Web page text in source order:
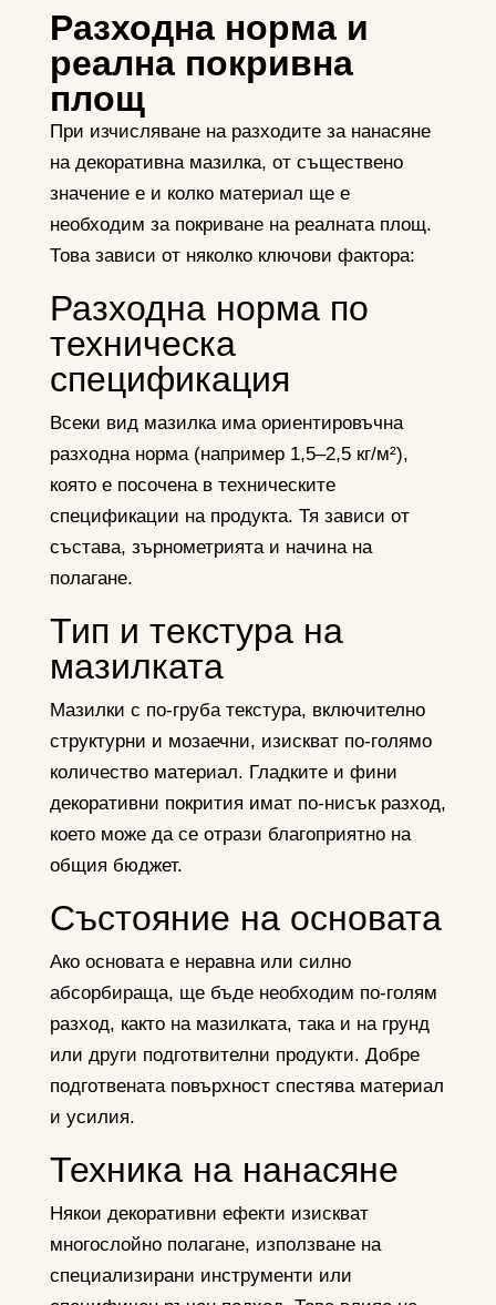
Разходна норма и
реална покривна
площ
При изчисляване на разходите за нанасяне
на декоративна мазилка, от съществено
значение е и колко материал ще е
необходим за покриване на реалната площ.
Това зависи от няколко ключови фактора:
Разходна норма по
техническа
спецификация
Всеки вид мазилка има ориентировъчна
разходна норма (например 1,5–2,5 кг/м²),
която е посочена в техническите
спецификации на продукта. Тя зависи от
състава, зърнометрията и начина на
полагане.
Тип и текстура на
мазилката
Мазилки с по-груба текстура, включително
структурни и мозаечни, изискват по-голямо
количество материал. Гладките и фини
декоративни покрития имат по-нисък разход,
което може да се отрази благоприятно на
общия бюджет.
Състояние на основата
Ако основата е неравна или силно
абсорбираща, ще бъде необходим по-голям
разход, както на мазилката, така и на грунд
или други подготвителни продукти. Добре
подготвената повърхност спестява материал
и усилия.
Техника на нанасяне
Някои декоративни ефекти изискват
многослойно полагане, използване на
специализирани инструменти или